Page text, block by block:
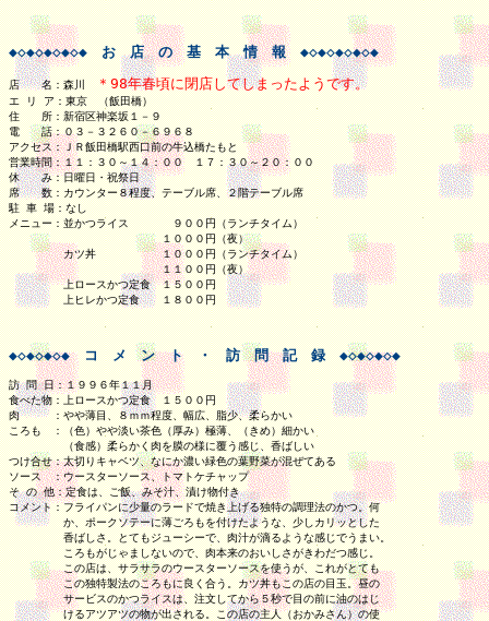
◆◇◆◇◆◇◆◇◆　お　店　の　基　本　情　報　◆◇◆◇◆◇◆◇◆
店　　名：森川 ＊98年春頃に閉店してしまったようです。
エ リ ア：東京　（飯田橋）
住　　所：新宿区神楽坂１－９
電　　話：０３－３２６０－６９６８
アクセス：ＪＲ飯田橋駅西口前の牛込橋たもと
営業時間：１１：３０～１４：００　１７：３０～２０：００
休　　み：日曜日・祝祭日
席　　数：カウンター８程度、テーブル席、２階テーブル席
駐 車 場：なし
メニュー：並かつライス　　　　９００円（ランチタイム）
１０００円（夜）
カツ丼　　　　　　１０００円（ランチタイム）
１１００円（夜）
上ロースかつ定食　１５００円
上ヒレかつ定食　　１８００円
◆◇◆◇◆◇◆　コ　メ　ン　ト　・　訪　問　記　録　◆◇◆◇◆◇◆
訪 問 日：１９９６年１１月
食べた物：上ロースかつ定食　１５００円
肉　　　：やや薄目、８ｍｍ程度、幅広、脂少、柔らかい
ころも　：（色）やや淡い茶色（厚み）極薄、（きめ）細かい
（食感）柔らかく肉を膜の様に覆う感じ、香ばしい
つけ合せ：太切りキャベツ、なにか濃い緑色の葉野菜が混ぜてある
ソース　：ウースターソース、トマトケチャップ
そ の 他：定食は、ご飯、みそ汁、漬け物付き
コメント：フライパンに少量のラードで焼き上げる独特の調理法のかつ。何
か、ポークソテーに薄ごろもを付けたような、少しカリッとした
香ばしさ。とてもジューシーで、肉汁が滴るような感じでうまい。
ころもがじゃましないので、肉本来のおいしさがきわだつ感じ。
この店は、サラサラのウースターソースを使うが、これがとても
この独特製法のころもに良く合う。カツ丼もこの店の目玉。昼の
サービスのかつライスは、注文してから５秒で目の前に油のはじ
けるアツアツの物が出される。この店の主人（おかみさん）の使